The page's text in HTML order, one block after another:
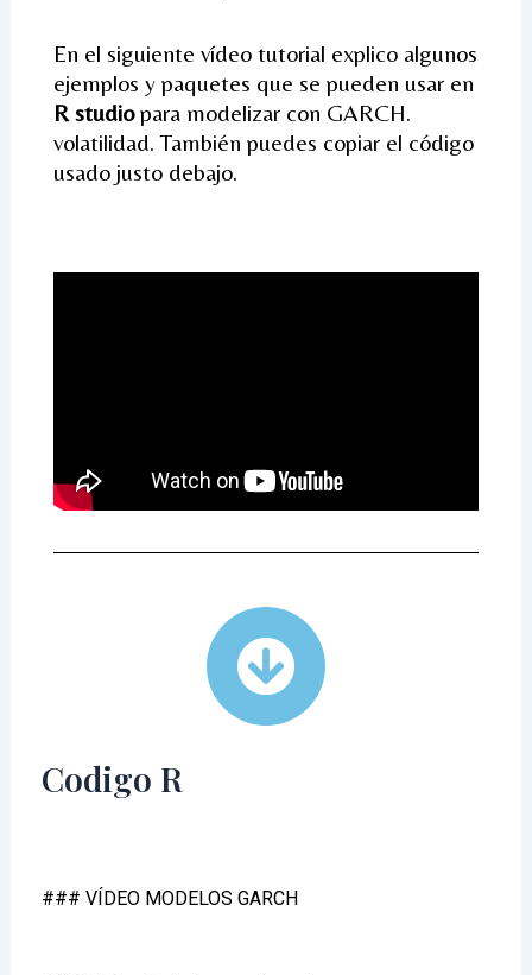
En el siguiente vídeo tutorial explico algunos
ejemplos y paquetes que se pueden usar en
R studiopara modelizar con GARCH.
volatilidad. También puedes copiar el código
usado justo debajo.
Codigo R
### VÍDEO MODELOS GARCH